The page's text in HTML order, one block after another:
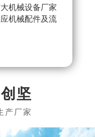
机械设备厂家
机械配件及流
坚